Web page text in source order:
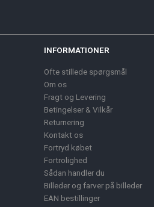
INFORMATIONER
Ofte stillede spørgsmål
Om os
Fragt og Levering
Betingelser & Vilkår
Returnering
Kontakt os
Fortryd købet
Fortrolighed
Sådan handler du
Billeder og farver på billeder
EAN bestillinger